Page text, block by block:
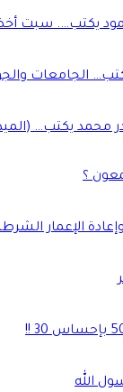
يكتب…. سبت
الجامعات
محمد يكتب…
؟
الإعمار
الله